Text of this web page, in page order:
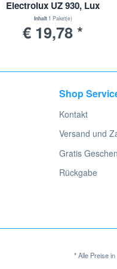
Electrolux UZ 930, Lux
DP 9000, Nilfisk GD 930
Inhalt 1 Paket(e)
€ 19,78 *
Shop
Kontakt
Versand und
Gratis
Rückgabe
* Alle Preise